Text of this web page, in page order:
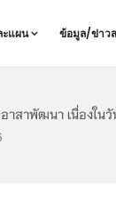
แผน ข้อมูล/ข่าว
สาพัฒนา เนื่องใ